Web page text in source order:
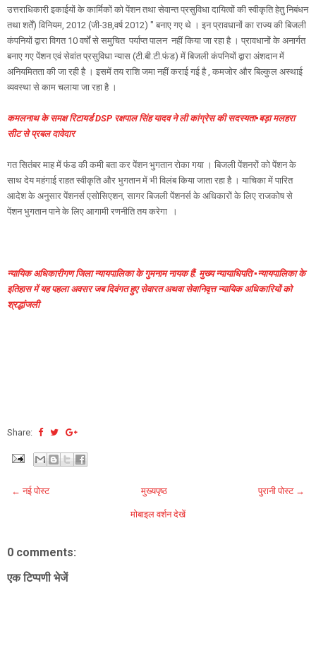
उत्तराधिकारी इकाईयों के कार्मिकों को पेंशन तथा सेवान्त प्रसुविधा दायित्वों की स्वीकृति हेतु निबंधन
तथा शर्तें) विनियम, 2012 (जी-38,वर्ष 2012) " बनाए गए थे । इन प्रावधानों का राज्य की बिजली
कंपनियों द्वारा विगत 10 वर्षों से समुचित पर्याप्त पालन नहीं किया जा रहा है । प्रावधानों के अनार्गत
बनाए गए पेंशन एवं सेवांत प्रसुविधा न्यास (टी.बी.टी.फंड) में बिजली कंपनियों द्वारा अंशदान में
अनियमितता की जा रही है । इसमें तय राशि जमा नहीं कराई गई है , कमजोर और बिल्कुल अस्थाई
व्यवस्था से काम चलाया जा रहा है ।
कमलनाथ के समक्ष रिटायर्ड DSP रक्षपाल सिंह यादव ने ली कांग्रेस की सदस्यता▪️बड़ा मलहरा
सीट से प्रबल दावेदार
गत सितंबर माह में फंड की कमी बता कर पेंशन भुगतान रोका गया । बिजली पेंशनरों को पेंशन के
साथ देय महंगाई राहत स्वीकृति और भुगतान में भी विलंब किया जाता रहा है । याचिका में पारित
आदेश के अनुसार पेंशनर्स एसोसिएशन, सागर बिजली पेंशनर्स के अधिकारों के लिए राजकोष से
पेंशन भुगतान पाने के लिए आगामी रणनीति तय करेगा ।
न्यायिक अधिकारीगण जिला न्यायपालिका के गुमनाम नायक हैं: मुख्य न्यायाधिपति ▪️न्यायपालिका के
इतिहास में यह पहला अवसर जब दिवंगत हुए सेवारत अथवा सेवानिवृत्त न्यायिक अधिकारियों को
श्रद्धांजली
Share:
← नई पोस्ट पुरानी पोस्ट →
मुख्यपृष्ठ
मोबाइल वर्शन देखें
0 comments:
एक टिप्पणी भेजें